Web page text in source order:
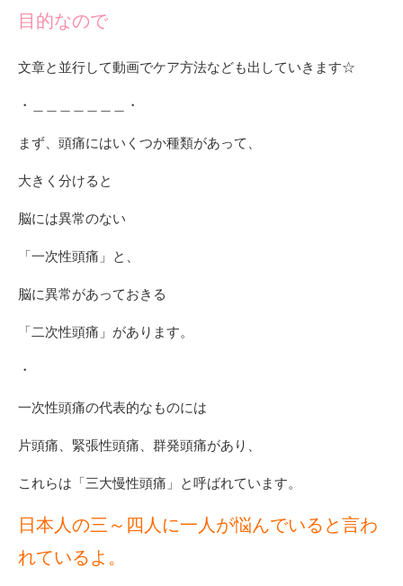
目的なので
文章と並行して動画でケア方法なども出していきます☆
・＿＿＿＿＿＿＿・
まず、頭痛にはいくつか種類があって、
大きく分けると
脳には異常のない
「一次性頭痛」と、
脳に異常があっておきる
「二次性頭痛」があります。
・
一次性頭痛の代表的なものには
片頭痛、緊張性頭痛、群発頭痛があり、
これらは「三大慢性頭痛」と呼ばれています。
日本人の三～四人に一人が悩んでいると言わ
れているよ。